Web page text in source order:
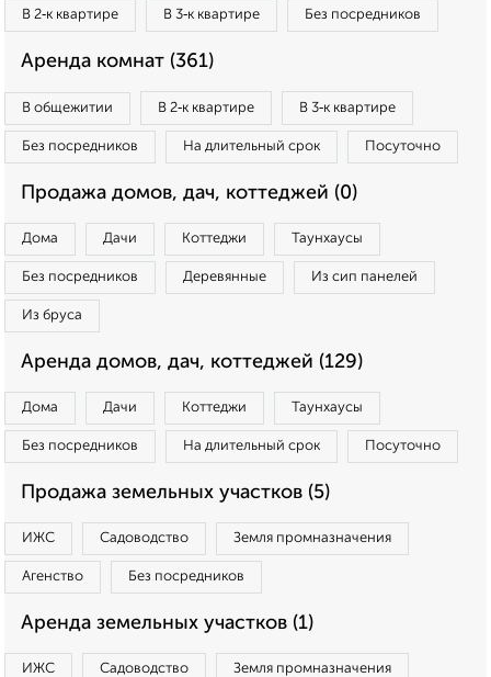
В 2‑к квартире В 3‑к квартире Без посредников
Аренда комнат (361)
В общежитии В 2‑к квартире В 3‑к квартире
Без посредников На длительный срок Посуточно
Продажа домов, дач, коттеджей (0)
Дома Дачи Коттеджи Таунхаусы
Без посредников Деревянные Из сип панелей
Из бруса
Аренда домов, дач, коттеджей (129)
Дома Дачи Коттеджи Таунхаусы
Без посредников На длительный срок Посуточно
Продажа земельных участков (5)
ИЖС Садоводство Земля промназначения
Агенство Без посредников
Аренда земельных участков (1)
ИЖС Садоводство Земля промназначения